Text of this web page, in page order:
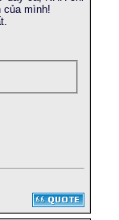
của mình!